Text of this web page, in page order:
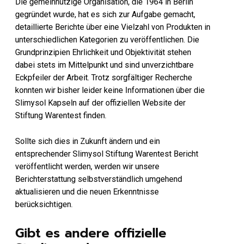
gegründet wurde, hat es sich zur Aufgabe gemacht,
detaillierte Berichte über eine Vielzahl von Produkten in
unterschiedlichen Kategorien zu veröffentlichen. Die
Grundprinzipien Ehrlichkeit und Objektivität stehen
dabei stets im Mittelpunkt und sind unverzichtbare
Eckpfeiler der Arbeit. Trotz sorgfältiger Recherche
konnten wir bisher leider keine Informationen über die
Slimysol Kapseln auf der offiziellen Website der
Stiftung Warentest finden.
Sollte sich dies in Zukunft ändern und ein
entsprechender Slimysol Stiftung Warentest Bericht
veröffentlicht werden, werden wir unsere
Berichterstattung selbstverständlich umgehend
aktualisieren und die neuen Erkenntnisse
berücksichtigen.
Gibt es andere offizielle